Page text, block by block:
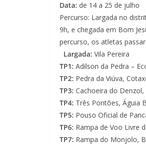
Data: de 14 a 25 de julho
Percurso: Largada no
9h, e chegada em Bom
percurso, os atletas
Largada: Vila Pereira
TP1: Adilson da Pedra –
TP2: Pedra da Viúva,
TP3: Cachoeira do
TP4: Três Pontões, Águia
TP5: Pouso Oficial de
TP6: Rampa de Voo Livre
TP7: Rampa do Monjolo,